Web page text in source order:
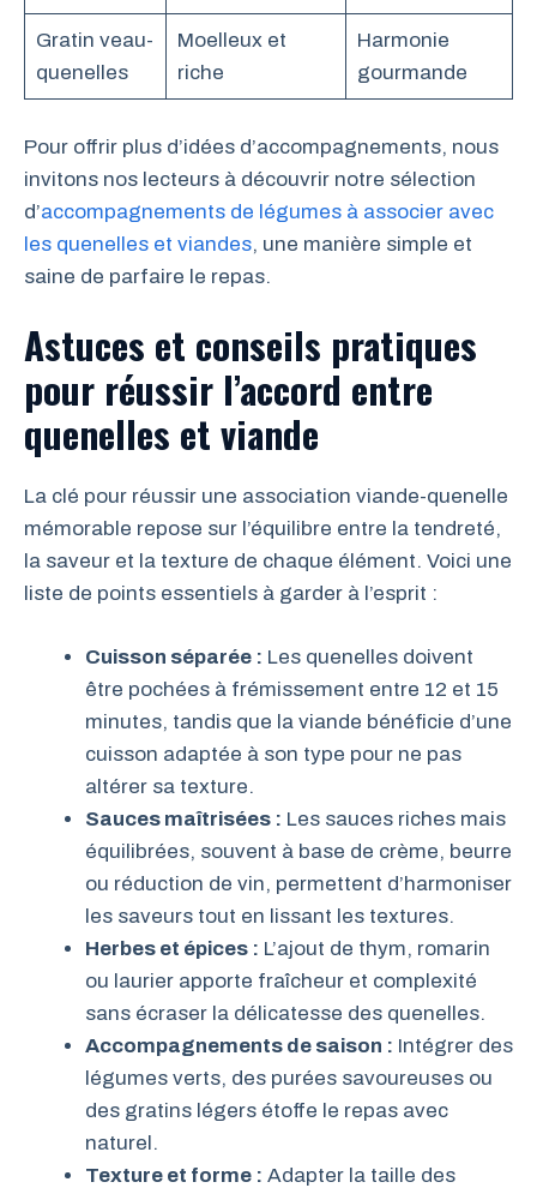
Gratin veau-
quenelles
Moelleux et
riche
Harmonie
gourmande
Pour offrir plus d’idées d’accompagnements, nous
invitons nos lecteurs à découvrir notre sélection
d’accompagnements de légumes à associer avec
les quenelles et viandes, une manière simple et
saine de parfaire le repas.
Astuces et conseils pratiques
pour réussir l’accord entre
quenelles et viande
La clé pour réussir une association viande-quenelle
mémorable repose sur l’équilibre entre la tendreté,
la saveur et la texture de chaque élément. Voici une
liste de points essentiels à garder à l’esprit :
Cuisson séparée : Les quenelles doivent
être pochées à frémissement entre 12 et 15
minutes, tandis que la viande bénéficie d’une
cuisson adaptée à son type pour ne pas
altérer sa texture.
Sauces maîtrisées : Les sauces riches mais
équilibrées, souvent à base de crème, beurre
ou réduction de vin, permettent d’harmoniser
les saveurs tout en lissant les textures.
Herbes et épices : L’ajout de thym, romarin
ou laurier apporte fraîcheur et complexité
sans écraser la délicatesse des quenelles.
Accompagnements de saison : Intégrer des
légumes verts, des purées savoureuses ou
des gratins légers étoffe le repas avec
naturel.
Texture et forme : Adapter la taille des